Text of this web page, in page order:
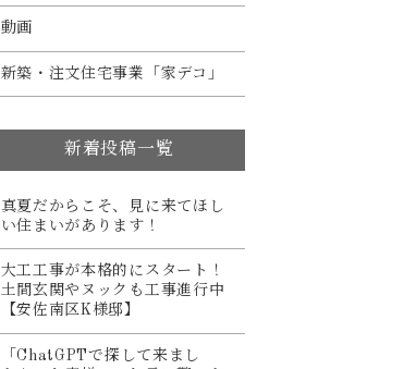
動画
新築・注文住宅事業「家デコ」
新着投稿一覧
真夏だからこそ、見に来てほし
い住まいがあります！
大工工事が本格的にスタート！
土間玄関やヌックも工事進行中
【安佐南区K様邸】
「ChatGPTで探して来まし